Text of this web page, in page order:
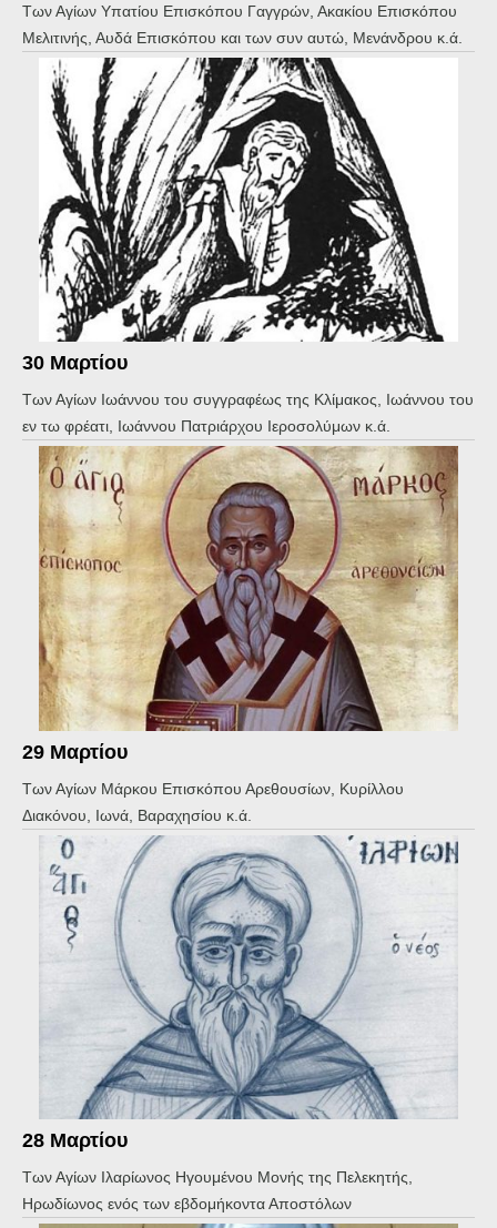
Των Αγίων Υπατίου Επισκόπου Γαγγρών, Ακακίου Επισκόπου
Μελιτινής, Αυδά Επισκόπου και των συν αυτώ, Μενάνδρου κ.ά.
30 Μαρτίου
Των Αγίων Ιωάννου του συγγραφέως της Κλίμακος, Ιωάννου του
εν τω φρέατι, Ιωάννου Πατριάρχου Ιεροσολύμων κ.ά.
29 Μαρτίου
Των Αγίων Μάρκου Επισκόπου Αρεθουσίων, Κυρίλλου
Διακόνου, Ιωνά, Βαραχησίου κ.ά.
28 Μαρτίου
Των Αγίων Ιλαρίωνος Ηγουμένου Μονής της Πελεκητής,
Ηρωδίωνος ενός των εβδομήκοντα Αποστόλων